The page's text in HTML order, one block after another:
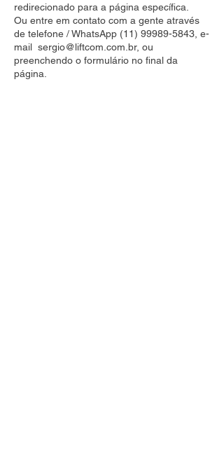
redirecionado para a página específica.
Ou entre em contato com a gente através
de telefone / WhatsApp (11) 99989-5843 , e-
mail sergio@liftcom.com.br, ou
preenchendo o formulário no final da
página.